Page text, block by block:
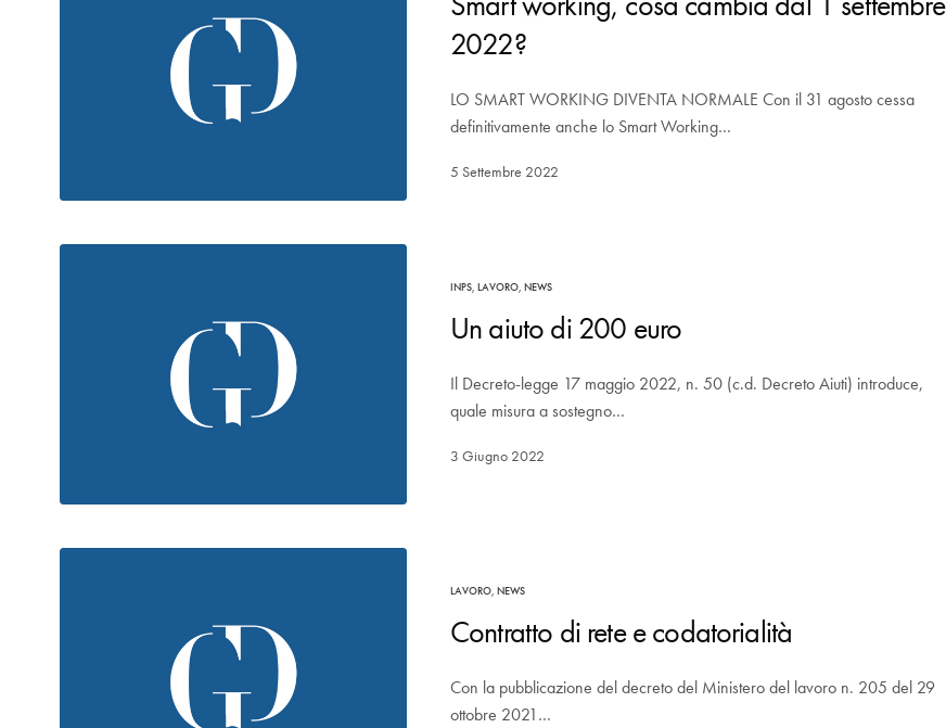
2022?
LO SMART WORKING DIVENTA NORMALE Con il 31 agosto cessa
definitivamente anche lo Smart Working…
5 Settembre 2022
INPS, LAVORO, NEWS
Un aiuto di 200 euro
Il Decreto-legge 17 maggio 2022, n. 50 (c.d. Decreto Aiuti) introduce,
quale misura a sostegno…
3 Giugno 2022
LAVORO, NEWS
Contratto di rete e codatorialità
Con la pubblicazione del decreto del Ministero del lavoro n. 205 del 29
ottobre 2021…